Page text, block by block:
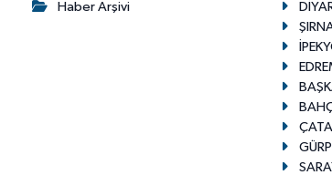
Haber Arşivi